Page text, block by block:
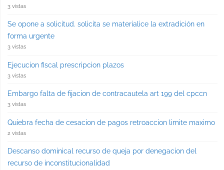
3 vistas
Se opone a solicitud. solicita se materialice la extradición en
forma urgente
3 vistas
Ejecucion fiscal prescripcion plazos
3 vistas
Embargo falta de fijacion de contracautela art 199 del cpccn
3 vistas
Quiebra fecha de cesacion de pagos retroaccion limite maximo
2 vistas
Descanso dominical recurso de queja por denegacion del
recurso de inconstitucionalidad